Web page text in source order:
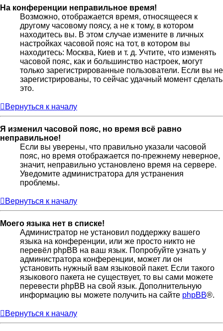
На конференции неправильное время!
Возможно, отображается время, относящееся к
другому часовому поясу, а не к тому, в котором
находитесь вы. В этом случае измените в личных
настройках часовой пояс на тот, в котором вы
находитесь: Москва, Киев и т. д. Учтите, что изменять
часовой пояс, как и большинство настроек, могут
только зарегистрированные пользователи. Если вы не
зарегистрированы, то сейчас удачный момент сделать
это.
Вернуться к началу
Я изменил часовой пояс, но время всё равно
неправильное!
Если вы уверены, что правильно указали часовой
пояс, но время отображается по-прежнему неверное,
значит, неправильно установлено время на сервере.
Уведомите администратора для устранения
проблемы.
Вернуться к началу
Моего языка нет в списке!
Администратор не установил поддержку вашего
языка на конференции, или же просто никто не
перевёл phpBB на ваш язык. Попробуйте узнать у
администратора конференции, может ли он
установить нужный вам языковой пакет. Если такого
языкового пакета не существует, то вы сами можете
перевести phpBB на свой язык. Дополнительную
информацию вы можете получить на сайте phpBB®.
Вернуться к началу